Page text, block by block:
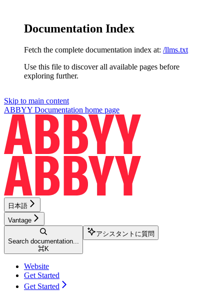
Documentation Index
Fetch the complete documentation index at: /llms.txt
Use this file to discover all available pages before
exploring further.
Skip to main content
ABBYY Documentation home page
日本語
Vantage
Search documentation...
⌘K
アシスタントに質問
Website
Get Started
Get Started